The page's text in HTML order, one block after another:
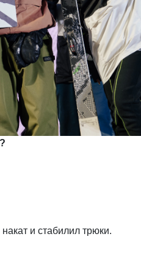
и стабилил трюки.